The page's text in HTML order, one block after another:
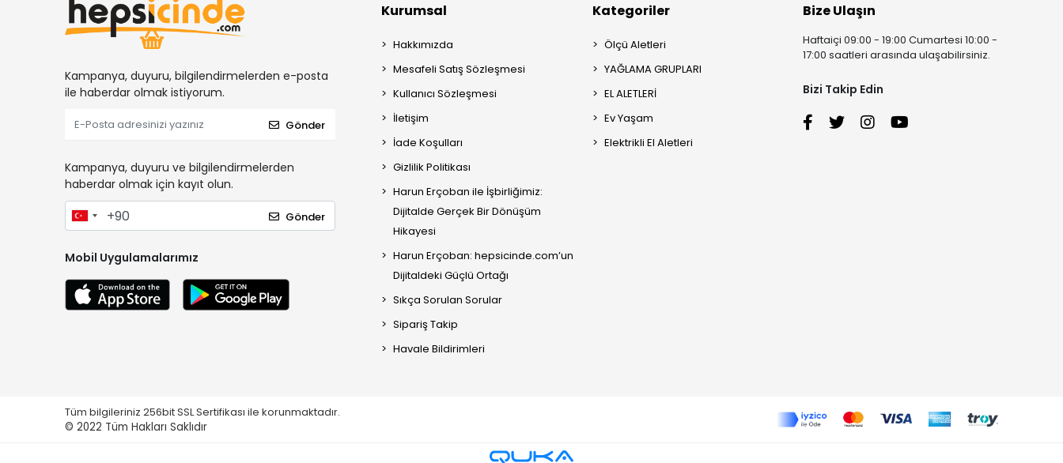
Kampanya, duyuru, bilgilendirmelerden e-posta
ile haberdar olmak istiyorum.
Gönder
Kampanya, duyuru ve bilgilendirmelerden
haberdar olmak için kayıt olun.
Gönder
Mobil Uygulamalarımız
Kurumsal
Hakkımızda
Mesafeli Satış Sözleşmesi
Kullanıcı Sözleşmesi
İletişim
İade Koşulları
Gizlilik Politikası
Harun Erçoban ile İşbirliğimiz:
Dijitalde Gerçek Bir Dönüşüm
Hikayesi
Harun Erçoban: hepsicinde.com’un
Dijitaldeki Güçlü Ortağı
Sıkça Sorulan Sorular
Sipariş Takip
Havale Bildirimleri
Kategoriler
Ölçü Aletleri
YAĞLAMA GRUPLARI
EL ALETLERİ
Ev Yaşam
Elektrikli El Aletleri
Bize Ulaşın
Haftaiçi 09:00 - 19:00 Cumartesi 10:00 -
17:00 saatleri arasında ulaşabilirsiniz.
Bizi Takip Edin
Tüm bilgileriniz 256bit SSL Sertifikası ile korunmaktadır.
© 2022 Tüm Hakları Saklıdır